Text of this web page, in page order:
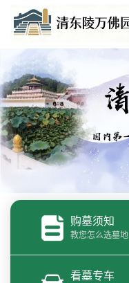
购墓须知
教您怎么选墓地
看墓专车